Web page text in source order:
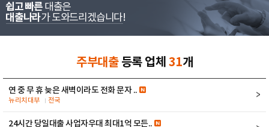
쉽고 빠른 대출은
대출나라가 도와드리겠습니다!
주부대출등록 업체 31개
연 중 무 휴 늦은 새벽이라도 전화 문자 ..
뉴리치대부 전국
24시간 당일대출 사업자우대 최대1억 모든..